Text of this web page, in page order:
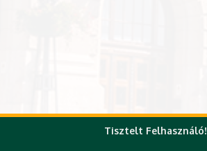
Tisztelt Felhasználó!